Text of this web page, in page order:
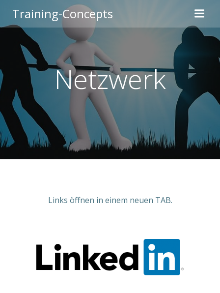
Inhalt
springen
Training-Concepts
Netzwerk
Links öffnen in einem neuen TAB.